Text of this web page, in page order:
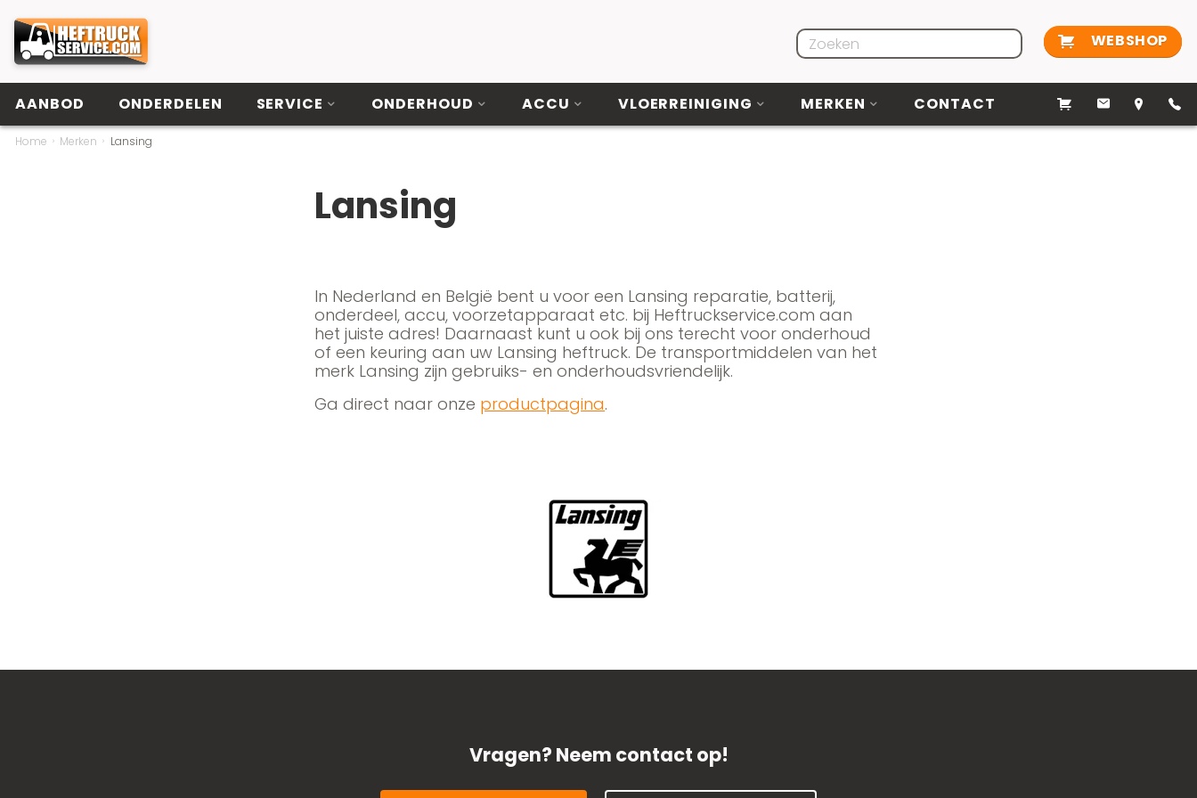
WEBSHOP
AANBOD ONDERDELEN SERVICE ONDERHOUD ACCU VLOERREINIGING MERKEN CONTACT
Home Merken Lansing
Lansing
In Nederland en België bent u voor een Lansing reparatie, batterij,
onderdeel, accu, voorzetapparaat etc. bij Heftruckservice.com aan
het juiste adres! Daarnaast kunt u ook bij ons terecht voor onderhoud
of een keuring aan uw Lansing heftruck. De transportmiddelen van het
merk Lansing zijn gebruiks- en onderhoudsvriendelijk.
Ga direct naar onze productpagina.
Vragen? Neem contact op!